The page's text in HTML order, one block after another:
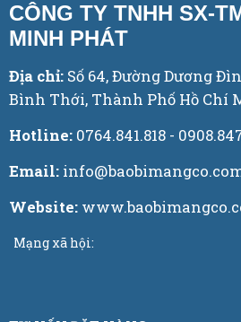
CÔNG TY TNHH SX-
MINH PHÁT
Địa chỉ: Số 64, Đường Dương
Bình Thới, Thành Phố Hồ Chí
Hotline: 0764.841.818 -
Email:
Website:
Mạng xã hội: